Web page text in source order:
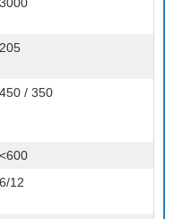
3000
205
450 / 350
<600
6/12